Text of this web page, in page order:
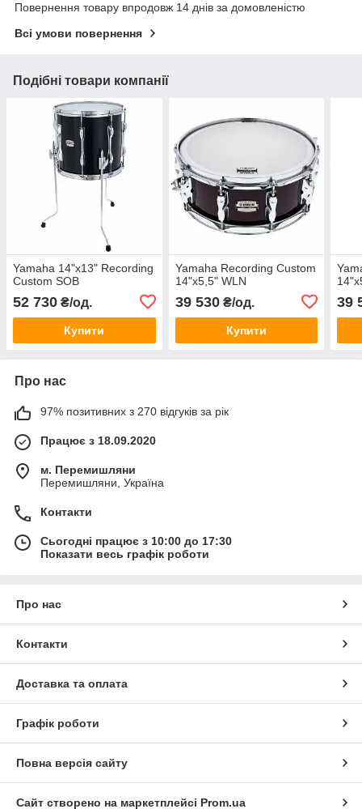
Повернення товару впродовж 14 днів за домовленістю
Всі умови повернення
Подібні товари компанії
Yamaha 14"x13" Recording
Custom SOB
52 730 ₴/од.
Купити
Yamaha Recording Custom
14"x5,5" WLN
39 530₴/од.
Купити
39
Про нас
97% позитивних з 270 відгуків за рік
Працює з 18.09.2020
м. Перемишляни
Перемишляни, Україна
Контакти
Сьогодні працює з 10:00 до 17:30
Показати весь графік роботи
Про нас
Контакти
Доставка та оплата
Графік роботи
Повна версія сайту
Сайт створено на маркетплейсі Prom.ua